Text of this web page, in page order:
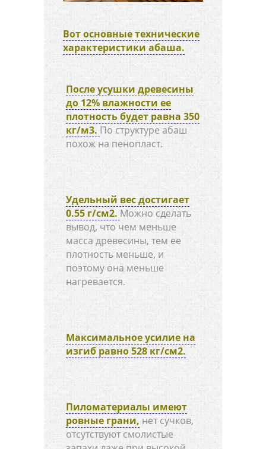
Вот основные технические
характеристики абаша.
После усушки древесины
до 12% влажности ее
плотность будет равна 350
кг/м3. По структуре абаш
похож на пенопласт.
Удельный вес достигает
0.55 г/см2.Можно сделать
вывод, что чем меньше
масса древесины, тем ее
плотность меньше, и
поэтому она меньше
нагревается.
Максимальное усилие на
изгиб равно 528 кг/см2.
Пиломатериалы имеют
ровные грани, нет сучков,
отсутствуют смолистые